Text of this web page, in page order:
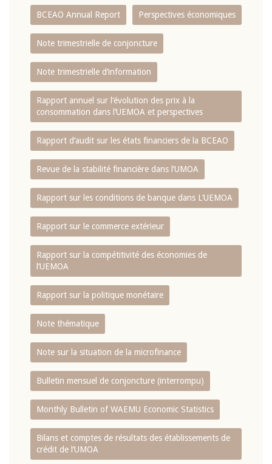
BCEAO Annual Report Perspectives économiques
Note trimestrielle de conjoncture
Note trimestrielle d‘information
Rapport annuel sur l‘évolution des prix à la
consommation dans l‘UEMOA et perspectives
Rapport d‘audit sur les états financiers de la BCEAO
Revue de la stabilité financière dans l‘UMOA
Rapport sur les conditions de banque dans L‘UEMOA
Rapport sur le commerce extérieur
Rapport sur la compétitivité des économies de
l‘UEMOA
Rapport sur la politique monétaire
Note thématique
Note sur la situation de la microfinance
Bulletin mensuel de conjoncture (interrompu)
Monthly Bulletin of WAEMU Economic Statistics
Bilans et comptes de résultats des établissements de
crédit de l‘UMOA